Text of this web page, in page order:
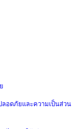
อดภัยและความเป็นส่วน